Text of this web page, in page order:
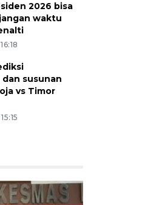
2026 bisa
waktu
susunan
vs Timor